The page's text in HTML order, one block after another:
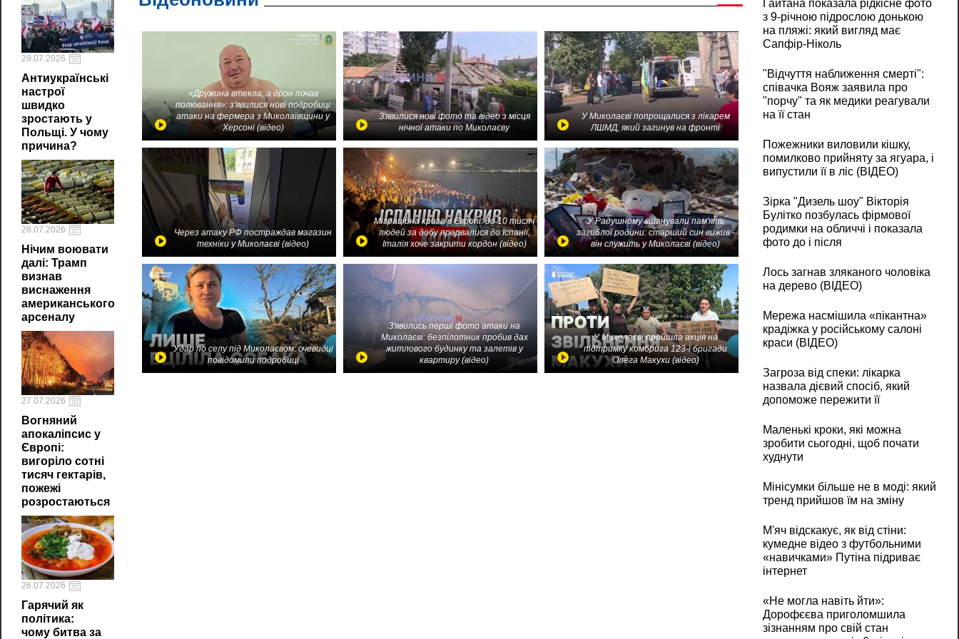
29.07.2026
Антиукраїнські
настрої
швидко
зростають у
Польщі. У чому
причина?
28.07.2026
Нічим воювати
далі: Трамп
визнав
виснаження
американського
арсеналу
27.07.2026
Вогняний
апокаліпсис у
Європі:
вигоріло сотні
тисяч гектарів,
пожежі
розростаються
26.07.2026
Гарячий як
політика:
чому битва за
«Дружина втекла, а дрон почав
полювання»: з'явилися нові подробиці
атаки на фермера з Миколаївщини у
Херсоні (відео)
З'явилися нові фото та відео з місця
нічної атаки по Миколаєву
У Миколаєві попрощалися з лікарем
ЛШМД, який загинув на фронті
Через атаку РФ постраждав магазин
техніки у Миколаєві (відео)
Міграційна криза в Європі: до 10 тисяч
людей за добу прорвалися до Іспанії,
Італія хоче закрити кордон (відео)
У Радушному вшанували пам'ять
загиблої родини: старший син вижив -
він служить у Миколаєві (відео)
Удар по селу під Миколаєвом: очевидці
повідомили подробиці
З'явились перші фото атаки на
Миколаєві: безпілотник пробив дах
житлового будинку та залетів у
квартиру (відео)
У Миколаєві пройшла акція на
підтримку комбрига 123-ї бригади
Олега Макухи (відео)
Гайтана показала рідкісне фото
з 9-річною підрослою донькою
на пляжі: який вигляд має
Сапфір-Ніколь
"Відчуття наближення смерті":
співачка Вояж заявила про
"порчу" та як медики реагували
на її стан
Пожежники виловили кішку,
помилково прийняту за ягуара, і
випустили її в ліс (ВІДЕО)
Зірка "Дизель шоу" Вікторія
Булітко позбулась фірмової
родимки на обличчі і показала
фото до і після
Лось загнав зляканого чоловіка
на дерево (ВІДЕО)
Мережа насмішила «пікантна»
крадіжка у російському салоні
краси (ВІДЕО)
Загроза від спеки: лікарка
назвала дієвий спосіб, який
допоможе пережити її
Маленькі кроки, які можна
зробити сьогодні, щоб почати
худнути
Мінісумки більше не в моді: який
тренд прийшов їм на зміну
М'яч відскакує, як від стіни:
кумедне відео з футбольними
«навичками» Путіна підриває
інтернет
«Не могла навіть йти»:
Дорофєєва приголомшила
зізнанням про свій стан